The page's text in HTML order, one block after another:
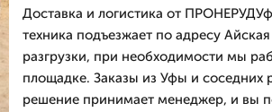
Доставка и логистика от
техника подъезжает по адресу
разгрузки, при необходимости мы
площадке. Заказы из Уфы и
решение принимает менеджер, и вы